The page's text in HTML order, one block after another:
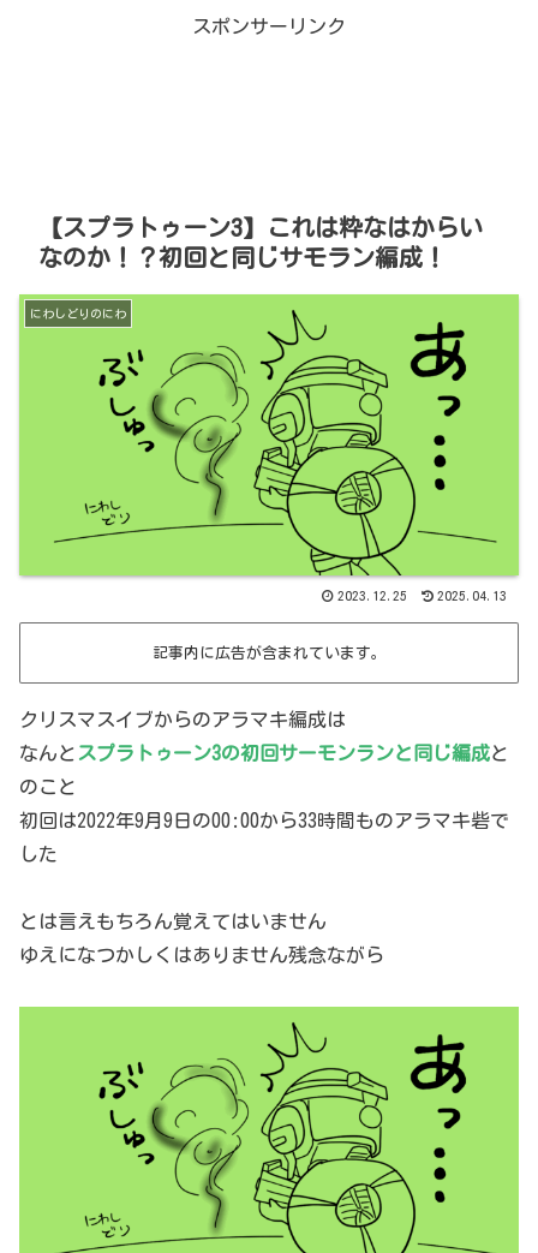
スポンサーリンク
【スプラトゥーン3】これは粋なはからい
なのか！？初回と同じサモラン編成！
にわしどりのにわ
2023.12.25 2025.04.13
記事内に広告が含まれています。
クリスマスイブからのアラマキ編成は
なんと スプラトゥーン3の初回サーモンランと同じ編成と
のこと
初回は2022年9月9日の00:00から33時間ものアラマキ砦で
した
とは言えもちろん覚えてはいません
ゆえになつかしくはありません残念ながら